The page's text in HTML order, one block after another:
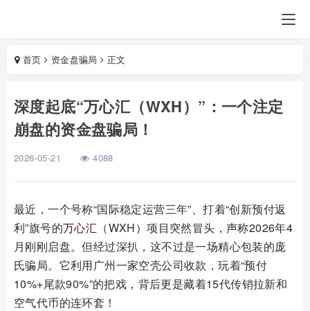
首页 资金盘骗局 正文
深度起底“万心汇（WXH）”：一个注定
崩盘的资金盘骗局！
2026-05-21 4088
最近，一个号称“国际稳定运营三年”、打着“创新预付返
利”旗号的万心汇 （WXH）项目突然冒头，声称2026年4
月刚刚启盘。但经过深扒，这不过是一场精心包装的庞
氏骗局。它利用广州一家空壳公司收款，玩着“预付
10%+尾款90%”的把戏，背后更是藏着15代传销拉新和
空气代币的连环套！